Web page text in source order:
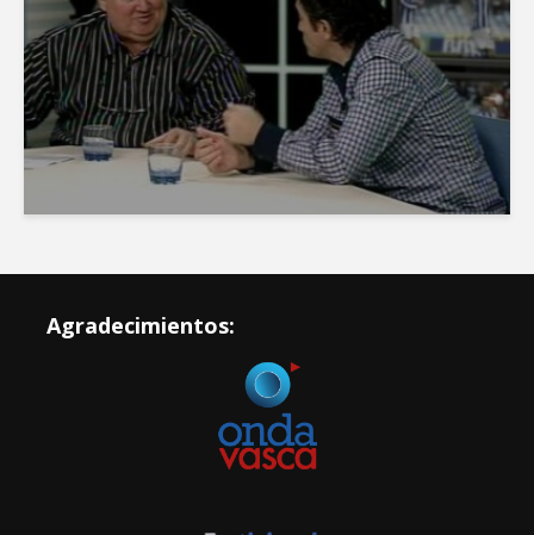
Agradecimientos: